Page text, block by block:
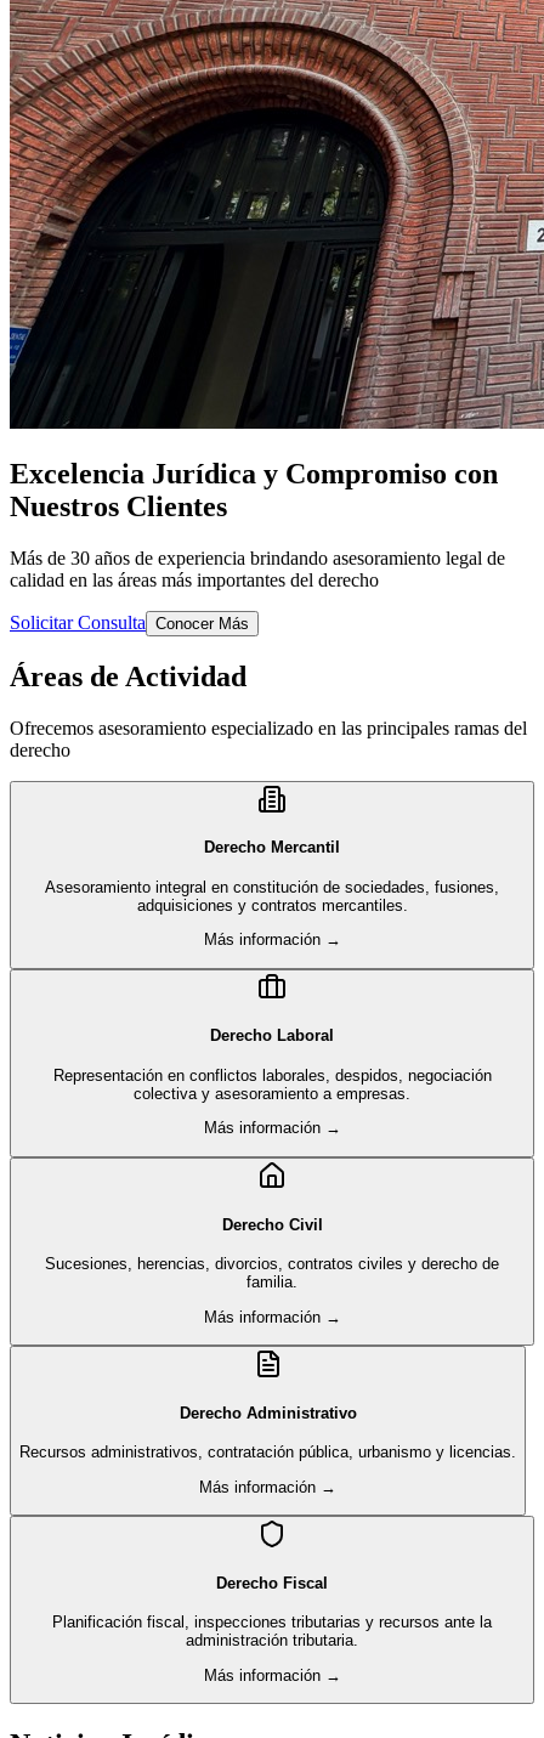
Excelencia Jurídica y Compromiso con
Nuestros Clientes
Más de 30 años de experiencia brindando asesoramiento legal de
calidad en las áreas más importantes del derecho
Solicitar Consulta Conocer Más
Áreas de Actividad
Ofrecemos asesoramiento especializado en las principales ramas del
derecho
Derecho Mercantil
Asesoramiento integral en constitución de sociedades, fusiones,
adquisiciones y contratos mercantiles.
Más información →
Derecho Laboral
Representación en conflictos laborales, despidos, negociación
colectiva y asesoramiento a empresas.
Más información →
Derecho Civil
Sucesiones, herencias, divorcios, contratos civiles y derecho de
familia.
Más información →
Derecho Administrativo
Recursos administrativos, contratación pública, urbanismo y licencias.
Más información →
Derecho Fiscal
Planificación fiscal, inspecciones tributarias y recursos ante la
administración tributaria.
Más información →